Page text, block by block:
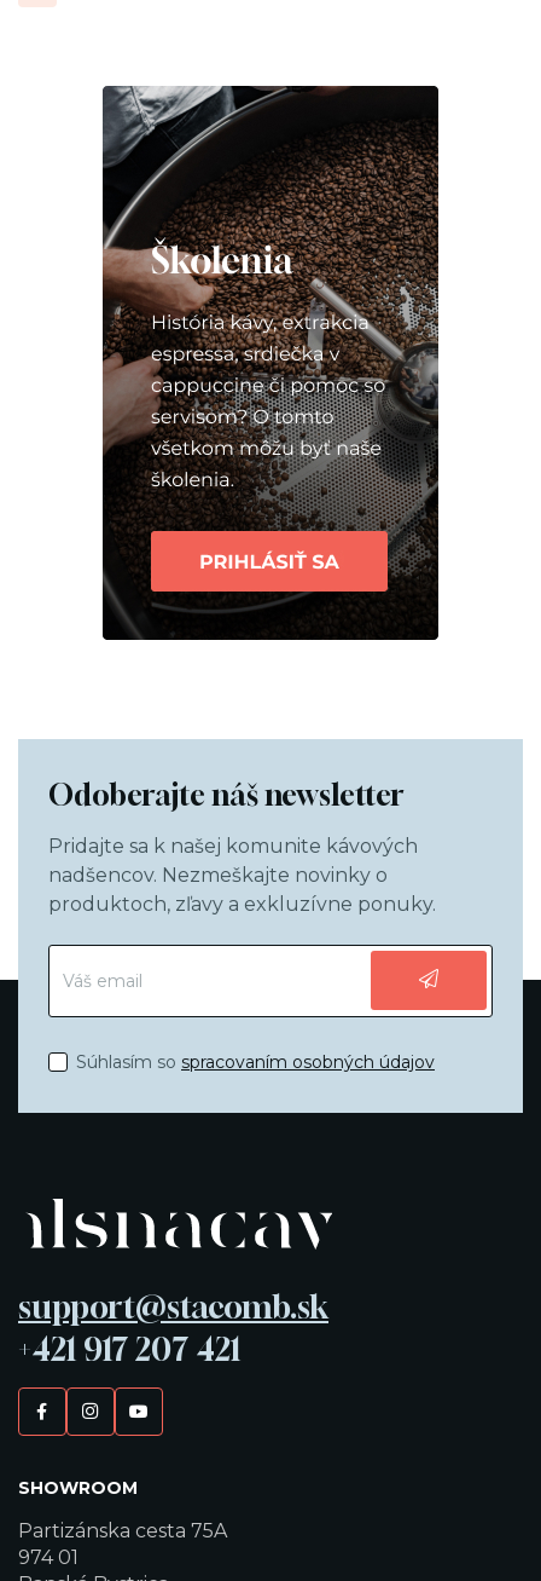
Odoberajte náš newsletter
Pridajte sa k našej komunite kávových
nadšencov. Nezmeškajte novinky o
produktoch, zľavy a exkluzívne ponuky.
Súhlasím so spracovaním osobných údajov
support@stacomb.sk
+421 917 207 421
SHOWROOM
Partizánska cesta 75A
974 01